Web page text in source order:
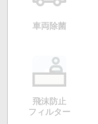
車両除菌
飛沫防止
フィルター